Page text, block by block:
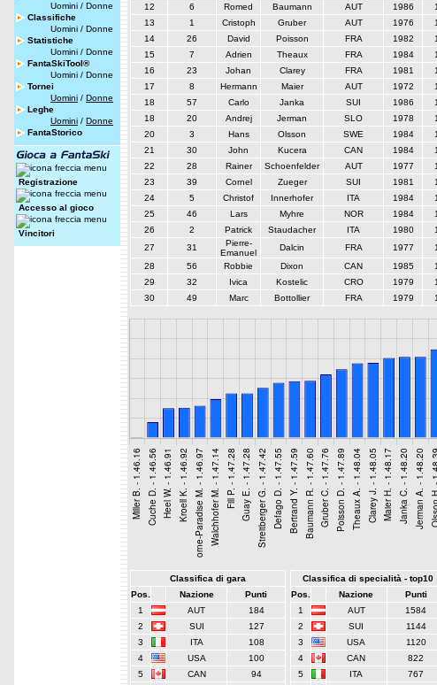
Uomini / Donne
Classifiche
Uomini / Donne
Statistiche
Uomini / Donne
FantaSkiTool®
Uomini / Donne
Tornei
Uomini / Donne
Leghe
Uomini / Donne
FantaStorico
Registrazione
Accesso al gioco
Vincitori
12
6 Romed Baumann AUT 1986
13
1 Cristoph Gruber AUT 1976
14
26 David Poisson FRA 1982
15
7 Adrien Theaux FRA 1984
16
23 Johan Clarey FRA 1981
17
8 Hermann Maier AUT 1972
18
57 Carlo Janka SUI 1986
18
20 Andrej Jerman SLO 1978
20
3 Hans Olsson SWE 1984
21
30 John Kucera CAN 1984
22
28 Rainer Schoenfelder AUT 1977
23
39 Cornel Zueger SUI 1981
24
5 Christof Innerhofer ITA 1984
25
46 Lars Myhre NOR 1984
26
2 Patrick Staudacher ITA 1980
27
31
Pierre-
Emanuel
Dalcin FRA 1977
28
56 Robbie Dixon CAN 1985
29
32 Ivica Kostelic CRO 1979
30
49 Marc Bottollier FRA 1979
Classifica di gara
Pos.
Nazione
Punti
1
AUT
184
2
SUI
127
3
ITA
108
4
USA
100
5
CAN 94
Classifica di specialità - top10
Pos.
Nazione
Punti
1
AUT
1584
2
SUI
1144
3
USA
1120
4
CAN
822
5
ITA 767